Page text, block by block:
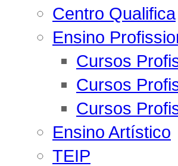
Centro Qualifica
Ensino
Cursos
Cursos
Cursos
Ensino Artístico
TEIP